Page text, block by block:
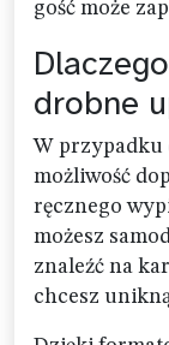
gość może
drobne
W przypadku
możliwość
ręcznego
możesz
znaleźć na
chcesz